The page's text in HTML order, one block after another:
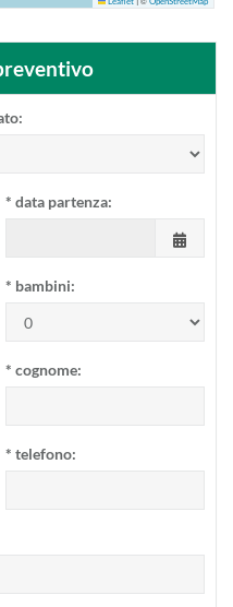
* data partenza:
* bambini:
* cognome:
* telefono: